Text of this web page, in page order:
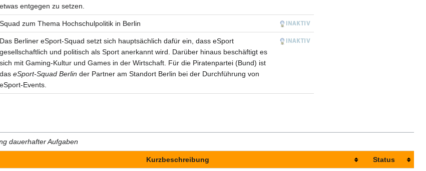
etwas entgegen zu setzen.
Squad zum Thema Hochschulpolitik in Berlin
Das Berliner eSport-Squad setzt sich hauptsächlich dafür ein, dass eSport
gesellschaftlich und politisch als Sport anerkannt wird. Darüber hinaus beschäftigt es
sich mit Gaming-Kultur und Games in der Wirtschaft. Für die Piratenpartei (Bund) ist
das eSport-Squad Berlin der Partner am Standort Berlin bei der Durchführung von
eSport-Events.
dauerhafter Aufgaben
Kurzbeschreibung Status